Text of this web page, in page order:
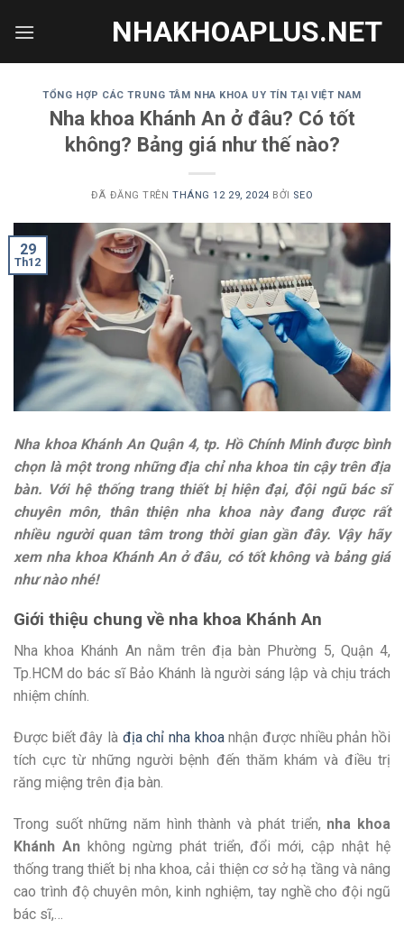
đến
NHAKHOAPLUS.NET
TỔNG HỢP CÁC TRUNG TÂM NHA KHOA UY TÍN TẠI VIỆT NAM
Nha khoa Khánh An ở đâu? Có tốt
không? Bảng giá như thế nào?
ĐÃ ĐĂNG TRÊNTHÁNG 12 29, 2024 BỞI SEO
29
Th12
Nha khoa Khánh An Quận 4, tp. Hồ Chính Minh được bình
chọn là một trong những địa chỉ nha khoa tin cậy trên địa
bàn. Với hệ thống trang thiết bị hiện đại, đội ngũ bác sĩ
chuyên môn, thân thiện nha khoa này đang được rất
nhiều người quan tâm trong thời gian gần đây. Vậy hãy
xem nha khoa Khánh An ở đâu, có tốt không và bảng giá
như nào nhé!
Giới thiệu chung về nha khoa Khánh An
Nha khoa Khánh An nằm trên địa bàn Phường 5, Quận 4,
Tp.HCM do bác sĩ Bảo Khánh là người sáng lập và chịu trách
nhiệm chính.
Được biết đây là địa chỉ nha khoanhận được nhiều phản hồi
tích cực từ những người bệnh đến thăm khám và điều trị
răng miệng trên địa bàn.
Trong suốt những năm hình thành và phát triển, nha khoa
Khánh Ankhông ngừng phát triển, đổi mới, cập nhật hệ
thống trang thiết bị nha khoa, cải thiện cơ sở hạ tầng và nâng
cao trình độ chuyên môn, kinh nghiệm, tay nghề cho đội ngũ
bác sĩ,…